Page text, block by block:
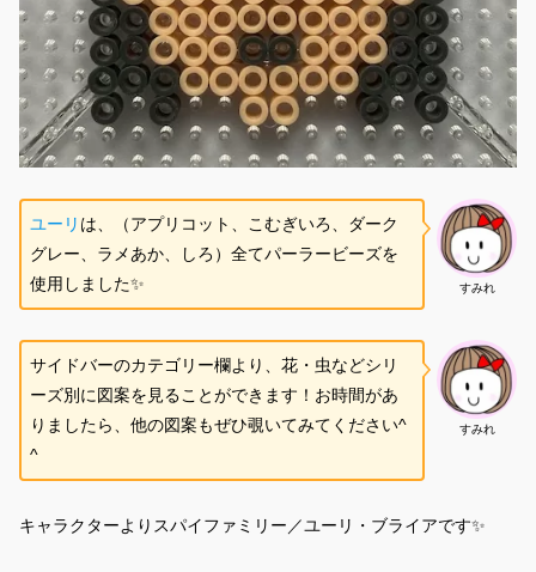
すみれ
ユーリ は、（アプリコット、こむぎいろ、ダーク
グレー、ラメあか、しろ）全てパーラービーズを
使用しました✨
すみれ
サイドバーのカテゴリー欄より、花・虫などシリ
ーズ別に図案を見ることができます！お時間があ
りましたら、他の図案もぜひ覗いてみてください^
^
キャラクターよりスパイファミリー／ユーリ・ブライアです✨